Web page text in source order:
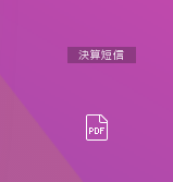
決算短信